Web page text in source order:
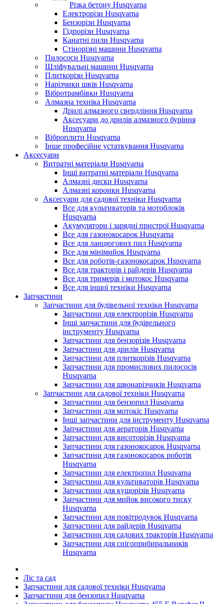
Різка бетону Husqvarna
Електрорізи Husqvarna
Бензорізи Husqvarna
Гідрорізи Husqvarna
Канатні пили Husqvarna
Стінорізні машини Husqvarna
Пилососи Husqvarna
Шліфувальні машини Husqvarna
Плиткорізи Husqvarna
Нарізчики швів Husqvarna
Вібротрамбівки Husqvarna
Алмазна техніка Husqvarna
Дрилі алмазного свердління Husqvarna
Аксесуари до дрилів алмазного буріння
Husqvarna
Віброплити Husqvarna
Інше професійне устаткування Husqvarna
Аксесуари
Витратні матеріали Husqvarna
Інші витратні матеріали Husqvarna
Алмазні диски Husqvarna
Алмазні коронки Husqvarna
Аксесуари для садової техніки Husqvarna
Все для культиваторів та мотоблоків
Husqvarna
Акумулятори і зарядні пристрої Husqvarna
Все для газонокосарок Husqvarna
Все для ланцюгових пил Husqvarna
Все для мінімийок Husqvarna
Все для роботів-газонокосарок Husqvarna
Все для тракторів і райдерів Husqvarna
Все для тримерів і мотокос Husqvarna
Все для іншої техніки Husqvarna
Запчастини
Запчастини для будівельної техніки Husqvarna
Запчастини для електрорізів Husqvarna
Інші запчастини для будівельного
інструменту Husqvarna
Запчастини для бензорізів Husqvarna
Запчастини для дрилів Husqvarna
Запчастини для плиткорізів Husqvarna
Запчастини для промислових пилососів
Husqvarna
Запчастини для швонарізчиків Husqvarna
Запчастини для садової техніки Husqvarna
Запчастини для бензопил Husqvarna
Запчастини для мотокіс Husqvarna
Інші запчастини для інструменту Husqvarna
Запчастини для аераторів Husqvarna
Запчастини для висоторізів Husqvarna
Запчастини для газонокосарок Husqvarna
Запчастини для газонокосарок роботів
Husqvarna
Запчастини для електропил Husqvarna
Запчастини для культиваторів Husqvarna
Запчастини для кущорізів Husqvarna
Запчастини для мийок високого тиску
Husqvarna
Запчастини для повітродувок Husqvarna
Запчастини для райдерів Husqvarna
Запчастини для садових тракторів Husqvarna
Запчастини для снігоприбиральників
Husqvarna
Ліс та сад
Запчастини для садової техніки Husqvarna
Запчастини для бензопил Husqvarna